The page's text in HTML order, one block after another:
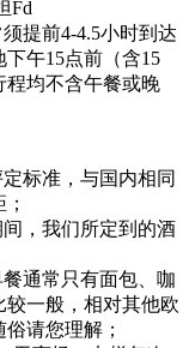
Fd
提前4-4.5小时到达
午15点前（含15
程均不含午餐或晚
标准，与国内相同
，我们所定到的酒
通常只有面包、咖
一般，相对其他欧
请您理解；